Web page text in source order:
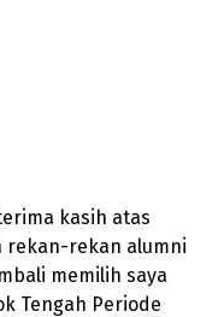
kasih atas
rekan-rekan alumni
memilih saya
Tengah Periode